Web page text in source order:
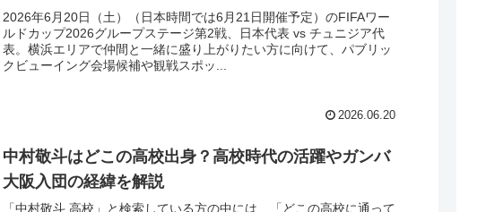
2026年6月20日（土）（日本時間では6月21日開催予定）のFIFAワー
ルドカップ2026グループステージ第2戦、日本代表 vs チュニジア代
表。横浜エリアで仲間と一緒に盛り上がりたい方に向けて、パブリッ
クビューイング会場候補や観戦スポッ...
2026.06.20
中村敬斗はどこの高校出身？高校時代の活躍やガンバ
大阪入団の経緯を解説
「中村敬斗 高校」と検索している方の中には、「どこの高校に通って